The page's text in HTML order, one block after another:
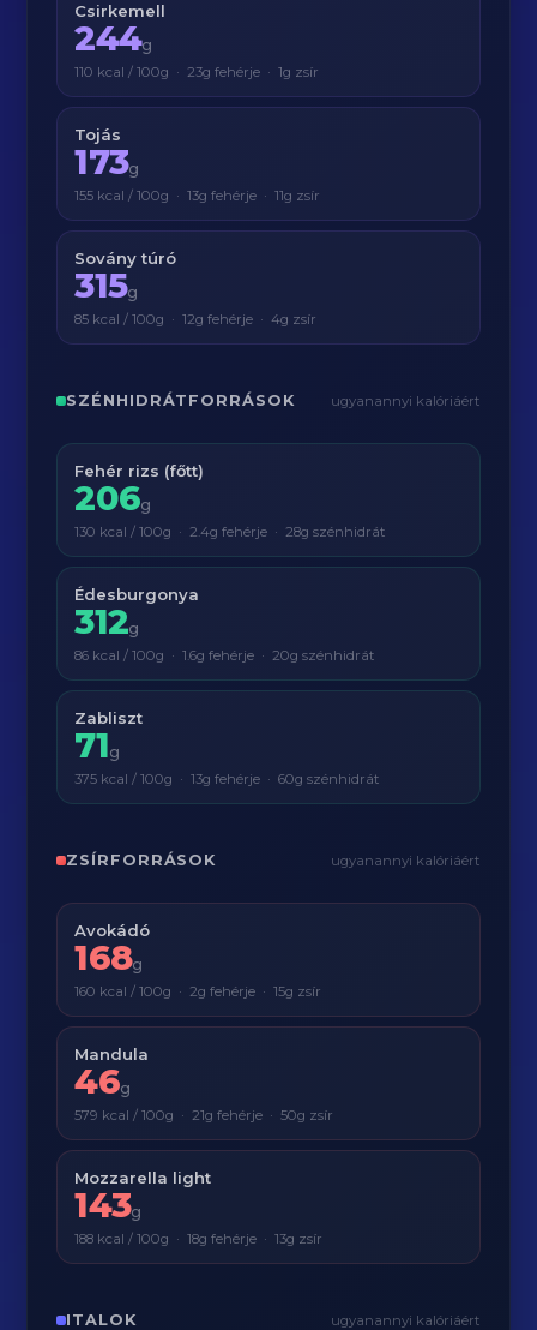
Csirkemell
244g
110 kcal / 100g · 23g fehérje · 1g zsír
Tojás
173g
155 kcal / 100g · 13g fehérje · 11g zsír
Sovány túró
315g
85 kcal / 100g · 12g fehérje · 4g zsír
SZÉNHIDRÁTFORRÁSOK ugyanannyi kalóriáért
Fehér rizs (főtt)
206g
130 kcal / 100g · 2.4g fehérje · 28g szénhidrát
Édesburgonya
312g
86 kcal / 100g · 1.6g fehérje · 20g szénhidrát
Zabliszt
71g
375 kcal / 100g · 13g fehérje · 60g szénhidrát
ZSÍRFORRÁSOK ugyanannyi kalóriáért
Avokádó
168g
160 kcal / 100g · 2g fehérje · 15g zsír
Mandula
46g
579 kcal / 100g · 21g fehérje · 50g zsír
Mozzarella light
143g
188 kcal / 100g · 18g fehérje · 13g zsír
ITALOK ugyanannyi kalóriáért